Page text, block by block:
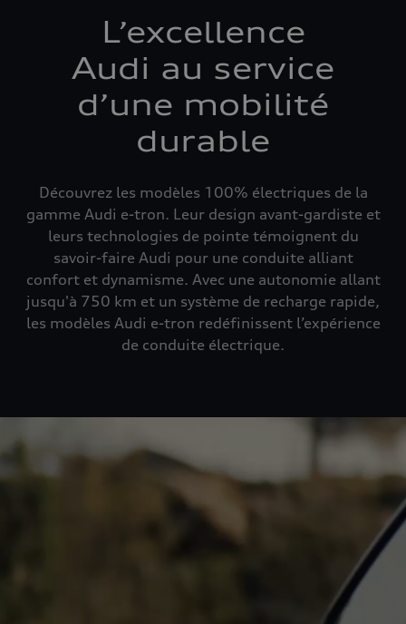
L’excellence
Audi au service
d’une mobilité
durable
Découvrez les modèles 100% électriques de la
gamme Audi e-tron. Leur design avant-gardiste et
leurs technologies de pointe témoignent du
savoir-faire Audi pour une conduite alliant
confort et dynamisme. Avec une autonomie allant
jusqu'à 750 km et un système de recharge rapide,
les modèles Audi e-tron redéfinissent l’expérience
de conduite électrique.